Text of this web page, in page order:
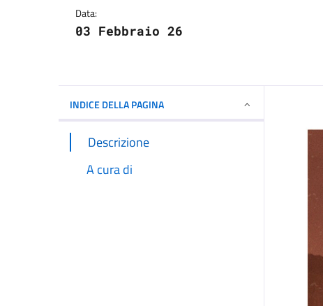
Data:
03 Febbraio 26
INDICE DELLA PAGINA
Descrizione
A cura di